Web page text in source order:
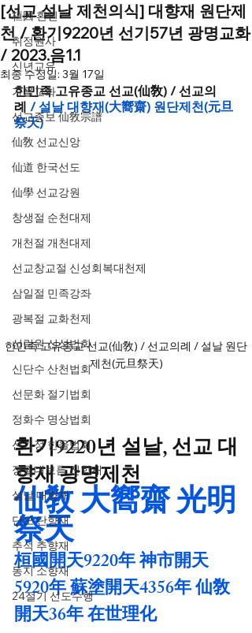
桓因 환인
취정원사
신년교유
가을교화
선교종보 仙敎宗譜
仙敎 선교신앙
仙道 한국선도
仙學 선교강원
창생절 순천대제
개천절 개천대제
선교창교절 신성회복대천제
삼일절 민족강좌
광복절 교화천제
선림원 신성법회
신단수 산천법회
선문화 절기법회
정화수 명상법회
선가정 한울법회
정월대보름 진향재
설날 대향재
단오 단향재
추석 추향재
동지 소향재
24절기 선도수행
[선교 설날 제천의식] 대향재 원단제
천 / 환기9220년 선기57년 광명교화
/ 2023.음1.1
최종 수정일: 3월 17일
한민족 고유종교 선교(仙敎) / 선교의
례 / 설날 대향재(大嚮齋) 원단제천(元旦
祭天)
한민족 고유종교 선교(仙敎) / 선교의례 / 설날 원단
제천(元旦祭天)
환기9220년 설날, 선교 대
향재 광명제천
仙敎 大嚮齋 光明
祭天
桓國開天9220年 神市開天
5920年 蘇塗開天4356年 仙敎
開天36年 在世理化